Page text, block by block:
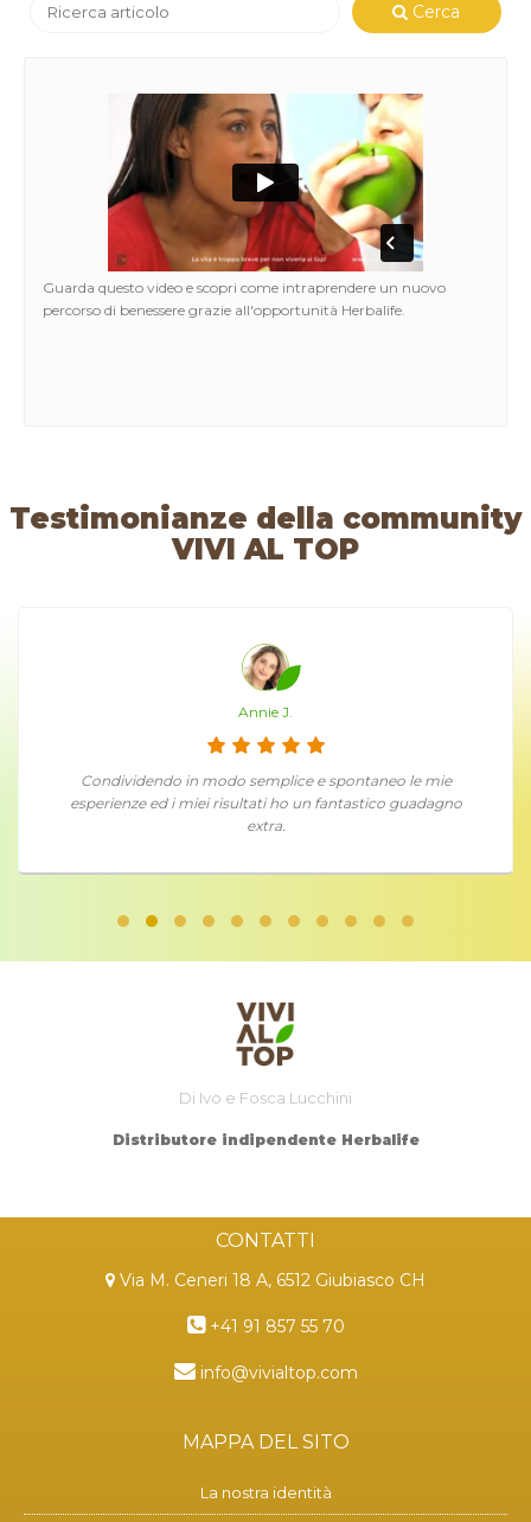
Cerca
Guarda questo video e scopri come intraprendere un nuovo
percorso di benessere grazie all'opportunità Herbalife.
Testimonianze della community
VIVI AL TOP
Annie J.
Condividendo in modo semplice e spontaneo le mie
esperienze ed i miei risultati ho un fantastico guadagno
extra.
Di Ivo e Fosca Lucchini
Distributore indipendente Herbalife
CONTATTI
Via M. Ceneri 18 A, 6512 Giubiasco CH
+41 91 857 55 70
info@vivialtop.com
MAPPA DEL SITO
La nostra identità